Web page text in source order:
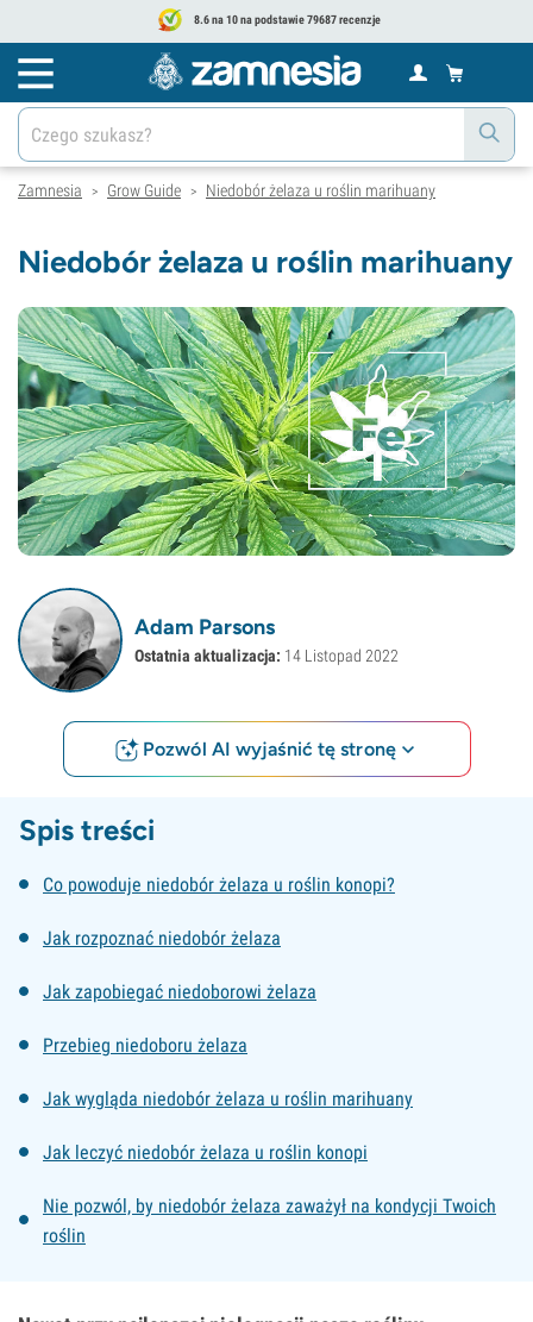
8.6 na 10 na podstawie 79687 recenzje
Zamnesia > Grow Guide > Niedobór żelaza u roślin marihuany
Niedobór żelaza u roślin marihuany
Adam Parsons
Ostatnia aktualizacja: 14 Listopad 2022
Pozwól AI wyjaśnić tę stronę
Spis treści
Co powoduje niedobór żelaza u roślin konopi?
Jak rozpoznać niedobór żelaza
Jak zapobiegać niedoborowi żelaza
Przebieg niedoboru żelaza
Jak wygląda niedobór żelaza u roślin marihuany
Jak leczyć niedobór żelaza u roślin konopi
Nie pozwól, by niedobór żelaza zaważył na kondycji Twoich
roślin